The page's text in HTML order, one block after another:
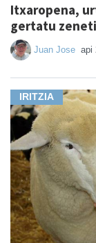
Itxaropena,
gertatu
Juan Jose api
IRITZIA